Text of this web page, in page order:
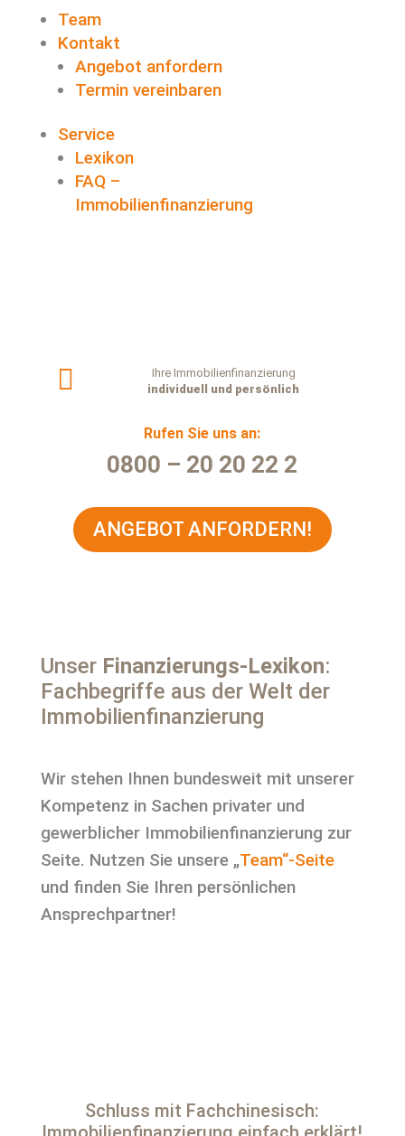
Team
Kontakt
Angebot anfordern
Termin vereinbaren
Service
Lexikon
FAQ –
Immobilienfinanzierung

Ihre Immobilienfinanzierung
individuell und persönlich
Rufen Sie uns an:
0800 – 20 20 22 2
ANGEBOT ANFORDERN!
Unser Finanzierungs-Lexikon:
Fachbegriffe aus der Welt der
Immobilienfinanzierung
Wir stehen Ihnen bundesweit mit unserer
Kompetenz in Sachen privater und
gewerblicher Immobilienfinanzierung zur
Seite. Nutzen Sie unsere „Team“-Seite
und finden Sie Ihren persönlichen
Ansprechpartner!
Schluss mit Fachchinesisch: